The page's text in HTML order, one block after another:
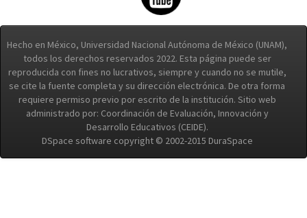
Hecho en México, Universidad Nacional Autónoma de México (UNAM),
todos los derechos reservados 2022. Esta página puede ser
reproducida con fines no lucrativos, siempre y cuando no se mutile,
se cite la fuente completa y su dirección electrónica. De otra forma
requiere permiso previo por escrito de la institución. Sitio web
administrado por: Coordinación de Evaluación, Innovación y
Desarrollo Educativos (CEIDE).
DSpace software copyright © 2002-2015 DuraSpace